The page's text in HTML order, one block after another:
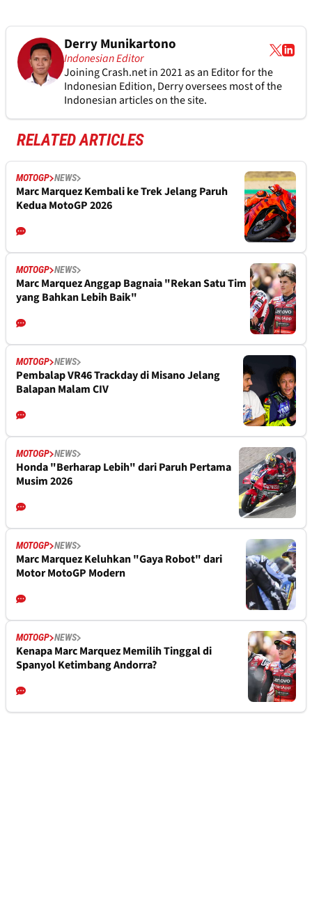
Derry Munikartono
Indonesian Editor
Joining Crash.net in 2021 as an Editor for the
Indonesian Edition, Derry oversees most of the
Indonesian articles on the site.
RELATED ARTICLES
MOTOGP NEWS
Marc Marquez Kembali ke Trek Jelang Paruh
Kedua MotoGP 2026
MOTOGP NEWS
Marc Marquez Anggap Bagnaia "Rekan Satu Tim
yang Bahkan Lebih Baik"
MOTOGP NEWS
Pembalap VR46 Trackday di Misano Jelang
Balapan Malam CIV
MOTOGP NEWS
Honda "Berharap Lebih" dari Paruh Pertama
Musim 2026
MOTOGP NEWS
Marc Marquez Keluhkan "Gaya Robot" dari
Motor MotoGP Modern
MOTOGP NEWS
Kenapa Marc Marquez Memilih Tinggal di
Spanyol Ketimbang Andorra?